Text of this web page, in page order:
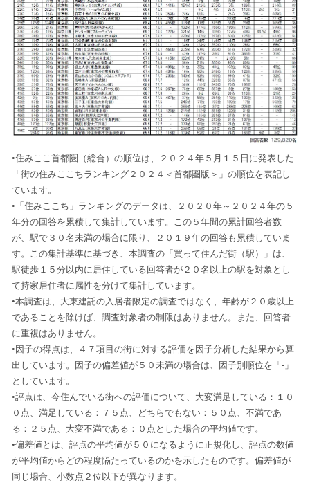
•住みここ首都圏（総合）の順位は、２０２４年５月１５日に発表した
「街の住みここちランキング２０２４＜首都圏版＞」の順位を表記し
ています。
•「住みここち」ランキングのデータは、２０２０年～２０２４年の５
年分の回答を累積して集計しています。この５年間の累計回答者数
が、駅で３０名未満の場合に限り、２０１９年の回答も累積していま
す。この集計基準に基づき、本調査の「買って住んだ街（駅）」は、
駅徒歩１５分以内に居住している回答者が２０名以上の駅を対象とし
て持家居住者に属性を分けて集計しています。
•本調査は、大東建託の入居者限定の調査ではなく、年齢が２０歳以上
であることを除けば、調査対象者の制限はありません。また、回答者
に重複はありません。
•因子の得点は、４７項目の街に対する評価を因子分析した結果から算
出しています。因子の偏差値が５０未満の場合は、因子別順位を「-」
としています。
•評点は、今住んでいる街への評価について、大変満足している：１０
０点、満足している：７５点、どちらでもない：５０点、不満であ
る：２５点、大変不満である：０点とした場合の平均値です。
•偏差値とは、評点の平均値が５０になるように正規化し、評点の数値
が平均値からどの程度隔たっているのかを示したものです。偏差値が
同じ場合、小数点２位以下が異なります。